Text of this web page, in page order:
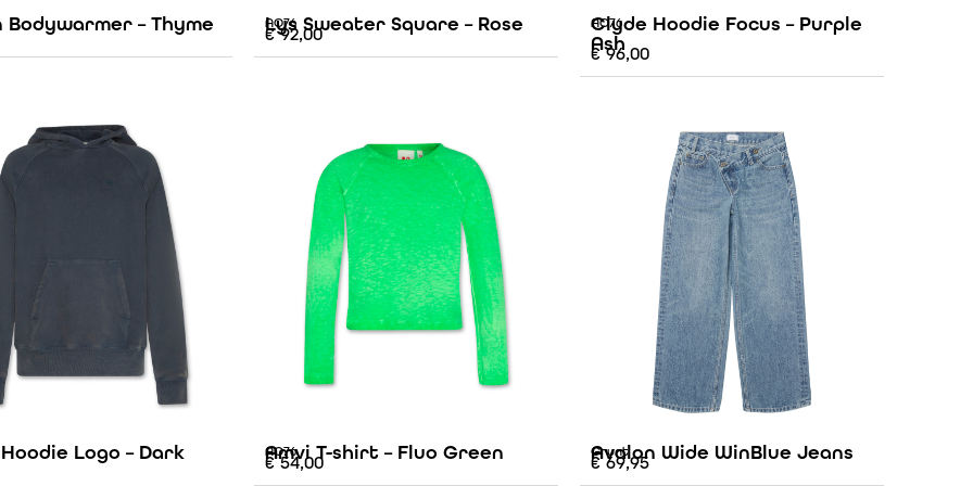
Bodywarmer – Thyme AO76
Lys Sweater Square – Rose
€92,00 AO76
Clyde Hoodie Focus – Purple
Ash
€96,00
Logo – Dark
AO76
Amvi T-shirt – Fluo Green
€54,00 Grunt
Avalon Wide WinBlue Jeans
€69,95